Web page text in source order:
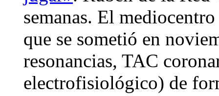
semanas. El
que se sometió en
resonancias, TAC
electrofisiológico) de